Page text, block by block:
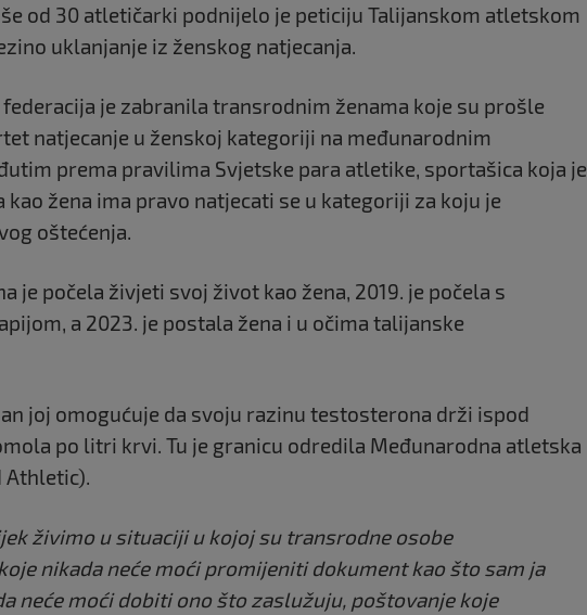
od 30 atletičarki podnijelo je peticiju Talijanskom atletskom
uklanjanje iz ženskog natjecanja.
je zabranila transrodnim ženama koje su prošle
natjecanje u ženskoj kategoriji na međunarodnim
prema pravilima Svjetske para atletike, sportašica koja je
žena ima pravo natjecati se u kategoriji za koju je
oštećenja.
je počela živjeti svoj život kao žena, 2019. je počela s
a 2023. je postala žena i u očima talijanske
joj omogućuje da svoju razinu testosterona drži ispod
po litri krvi. Tu je granicu odredila Međunarodna atletska
Athletic).
živimo u situaciji u kojoj su transrodne osobe
nikada neće moći promijeniti dokument kao što sam ja
neće moći dobiti ono što zaslužuju, poštovanje koje